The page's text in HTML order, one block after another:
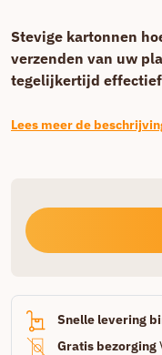
Stevige kartonnen
verzenden van uw
tegelijkertijd
Lees meer de
Snelle levering
Gratis bezorging